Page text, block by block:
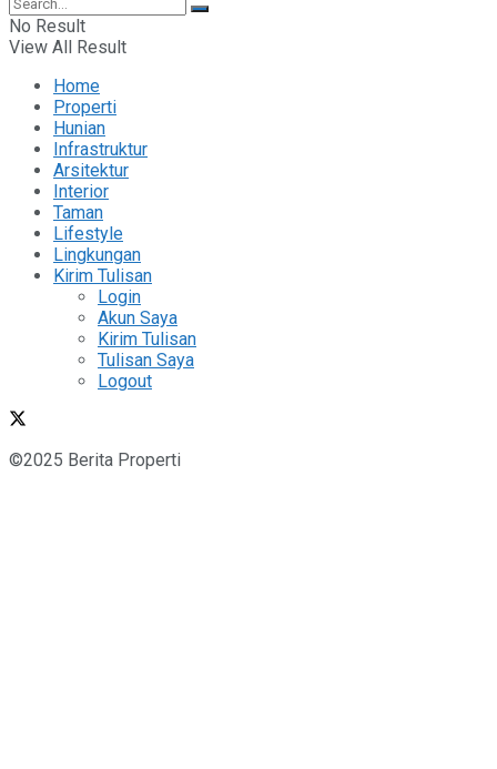
No Result
View All Result
Home
Properti
Hunian
Infrastruktur
Arsitektur
Interior
Taman
Lifestyle
Lingkungan
Kirim Tulisan
Login
Akun Saya
Kirim Tulisan
Tulisan Saya
Logout
©2025 Berita Properti